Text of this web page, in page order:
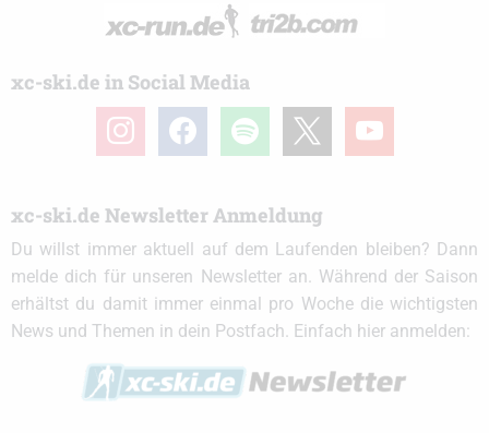
xc-ski.de in Social Media
instagramfacebook spotify youtube
xc-ski.de Newsletter Anmeldung
Du willst immer aktuell auf dem Laufenden bleiben? Dann
melde dich für unseren Newsletter an. Während der Saison
erhältst du damit immer einmal pro Woche die wichtigsten
News und Themen in dein Postfach. Einfach hier anmelden: